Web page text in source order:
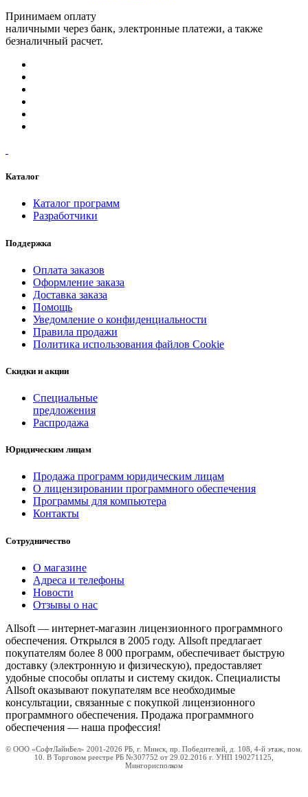
Принимаем оплату
наличными через банк, электронные платежи, а также
безналичный расчет.
Каталог
Каталог программ
Разработчики
Поддержка
Оплата заказов
Оформление заказа
Доставка заказа
Помощь
Уведомление о конфиденциальности
Правила продажи
Политика использования файлов Cookie
Скидки и акции
Специальные
предложения
Распродажа
Юридическим лицам
Продажа программ юридическим лицам
О лицензировании программного обеспечения
Программы для компьютера
Контакты
Сотрудничество
О магазине
Адреса и телефоны
Новости
Отзывы о нас
Allsoft — интернет-магазин лицензионного программного
обеспечения. Открылся в 2005 году. Allsoft предлагает
покупателям более 8 000 программ, обеспечивает быструю
доставку (электронную и физическую), предоставляет
удобные способы оплаты и систему скидок. Специалисты
Allsoft оказывают покупателям все необходимые
консультации, связанные с покупкой лицензионного
программного обеспечения. Продажа программного
обеспечения — наша профессия!
© ООО «СофтЛайнБел» 2001-2026 РБ, г. Минск, пр. Победителей, д. 108, 4-й этаж, пом.
10. В Торговом реестре РБ №307752 от 29.02.2016 г. УНП 190271125,
Мингорисполком